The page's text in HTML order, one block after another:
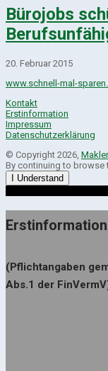
Bürojobs
20. Februar 2015
www.schnell-mal-
Kontakt
Erstinformation
Impressum
Datenschutzerklärung
© Copyright 2026,
By continuing to browse
I Understand
Erstinformation
(Pflichtangaben
Abs.1 der